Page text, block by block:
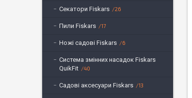
Секатори Fiskars 26
Пили Fiskars 17
Ножі садові Fiskars 6
Система змінних насадок Fiskars
QuikFit
40
Садові аксесуари Fiskars 13